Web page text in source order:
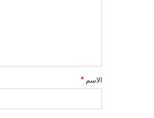
الاسم *